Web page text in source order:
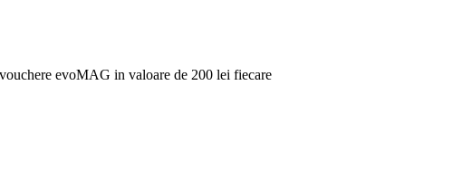
evoMAG in valoare de 200 lei fiecare